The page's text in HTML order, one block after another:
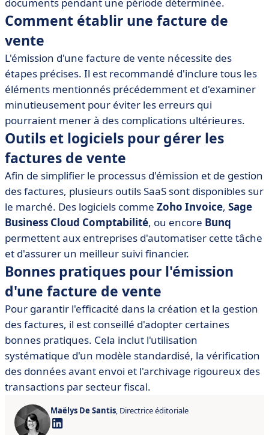
Comment établir une facture de
vente
L'émission d'une facture de vente nécessite des
étapes précises. Il est recommandé d'inclure tous les
éléments mentionnés précédemment et d'examiner
minutieusement pour éviter les erreurs qui
pourraient mener à des complications ultérieures.
Outils et logiciels pour gérer les
factures de vente
Afin de simplifier le processus d'émission et de gestion
des factures, plusieurs outils SaaS sont disponibles sur
le marché. Des logiciels comme Zoho Invoice, Sage
Business Cloud Comptabilité, ou encore Bunq
permettent aux entreprises d'automatiser cette tâche
et d'assurer un meilleur suivi financier.
Bonnes pratiques pour l'émission
d'une facture de vente
Pour garantir l'efficacité dans la création et la gestion
des factures, il est conseillé d'adopter certaines
bonnes pratiques. Cela inclut l'utilisation
systématique d'un modèle standardisé, la vérification
des données avant envoi et l'archivage rigoureux des
transactions par secteur fiscal.
Maëlys De Santis, Directrice éditoriale